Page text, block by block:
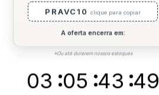
AVALIAÇÕES
PRAVC10 clique para copiar
A oferta encerra em:
*Ou até durarem nossos estoques
03 05 43 48